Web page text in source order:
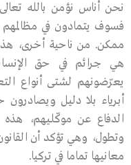
نحن أناس نؤمن بالله
فسوف يتمادون في
ممكن. من ناحية أخرى، هذه
هي جرائم في حق
يعرّضونهم لشتى أنواع
أبرياء بلا دليل
الدفاع عن موكّليهم، هذه
وتطول، وهي تؤكد أن
معانيها تماما في تركيا.